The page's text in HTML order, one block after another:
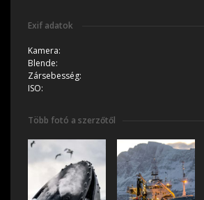
Exif adatok
Kamera:
Blende:
Zársebesség:
ISO:
Több fotó a szerzőtől